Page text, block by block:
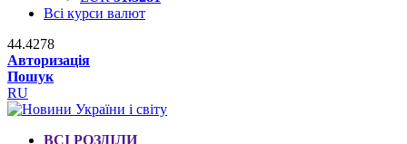
Всі курси валют
44.4278
Авторизація
Пошук
RU
ВСІ РОЗДІЛИ